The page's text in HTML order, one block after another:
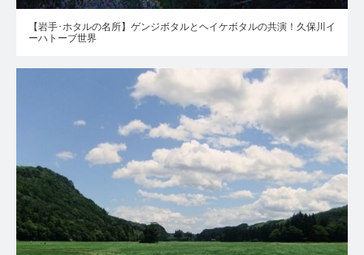
【岩手･ホタルの名所】ゲンジボタルとヘイケボタルの共演！久保川イ
ーハトーブ世界